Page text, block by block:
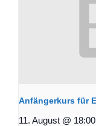
Anfängerkurs für
11. August @ 18:00